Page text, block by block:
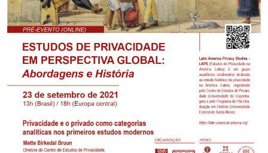
Secretaria-Geral
Secretaria de Governo
Gabinete de Segurança Institucional
Advocacia-Geral da União